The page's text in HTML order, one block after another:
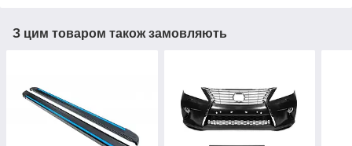
З цим товаром також замовляють